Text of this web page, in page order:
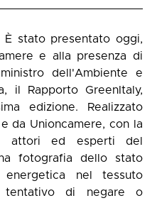
È stato presentato oggi,
e alla presenza di
dell'Ambiente e
il Rapporto GreenItaly,
edizione. Realizzato
da Unioncamere, con la
attori ed esperti del
fotografia dello stato
nel tessuto
tentativo di negare o